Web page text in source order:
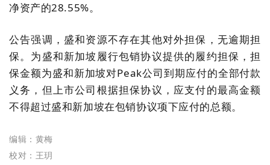
净资产的28.55%。
公告强调，盛和资源不存在其他对外担保，无逾期担
保。为盛和新加坡履行包销协议提供的履约担保，担
保金额为盛和新加坡对Peak公司到期应付的全部付款
义务，但上市公司根据担保协议，应支付的最高金额
不得超过盛和新加坡在包销协议项下应付的总额。
编辑：黄梅
校对：王玥